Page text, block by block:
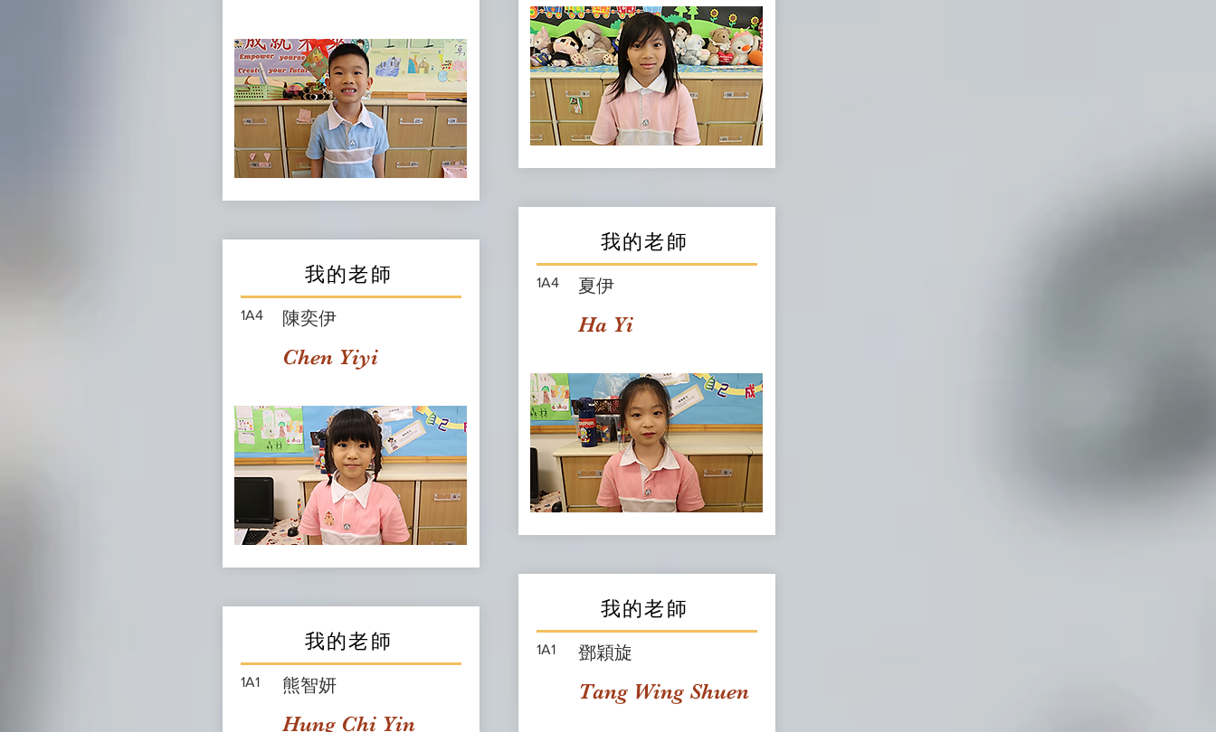
我的老師
1A4 陳奕伊
Chen Yiyi
我的老師
1A1 熊智妍
Hung Chi Yin
我的老師
1A4 夏伊
Ha Yi
我的老師
1A1 鄧穎旋
Tang Wing Shuen